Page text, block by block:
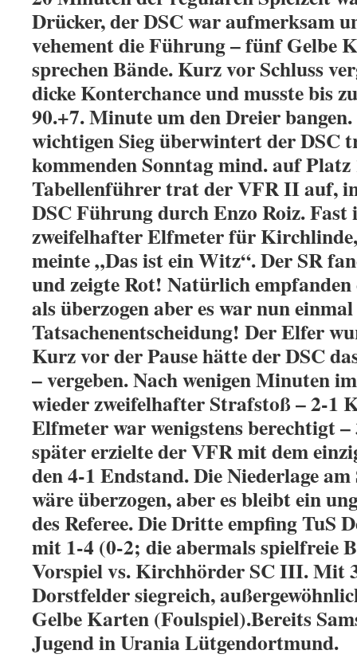
Drücker, der DSC war aufmerksam
vehement die Führung – fünf Gelbe
sprechen Bände. Kurz vor Schluss
dicke Konterchance und musste bis
90.+7. Minute um den Dreier
wichtigen Sieg überwintert der DSC
kommenden Sonntag mind. auf
Tabellenführer trat der VFR II auf,
DSC Führung durch Enzo Roiz. Fast
zweifelhafter Elfmeter für
meinte „Das ist ein Witz“. Der SR
und zeigte Rot! Natürlich
als überzogen aber es war nun
Tatsachenentscheidung! Der Elfer
Kurz vor der Pause hätte der DSC
– vergeben. Nach wenigen Minuten
wieder zweifelhafter Strafstoß – 2-1
Elfmeter war wenigstens berechtigt
später erzielte der VFR mit dem
den 4-1 Endstand. Die Niederlage
wäre überzogen, aber es bleibt ein
des Referee. Die Dritte empfing TuS
mit 1-4 (0-2; die abermals spielfreie
Vorspiel vs. Kirchhörder SC III. Mit
Dorstfelder siegreich,
Gelbe Karten (Foulspiel).Bereits
Jugend in Urania Lütgendortmund.